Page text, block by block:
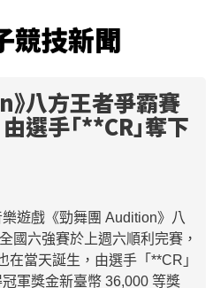
競技新聞
八方王者爭霸賽
選手「**CR」奪下
戲《勁舞團 Audition》八
國六強賽於上週六順利完賽，
在當天誕生，由選手「**CR」
軍獎金新臺幣 36,000 等獎